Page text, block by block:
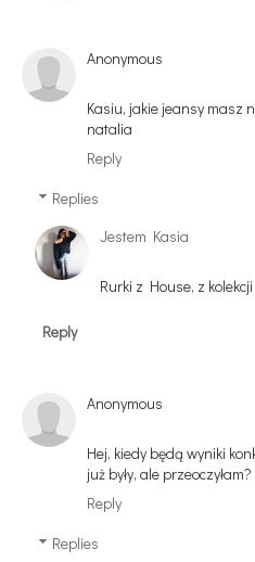
Anonymous
Kasiu, jakie jeansy masz
natalia
Reply
Replies
Jestem Kasia
Rurki z House, z
Reply
Anonymous
Hej, kiedy będą wyniki
już były, ale przeoczyłam?
Reply
Replies